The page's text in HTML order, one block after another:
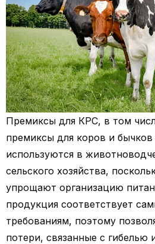
Премиксы для КРС, в том
премиксы для коров и
используются в
сельского хозяйства,
упрощают организацию
продукция соответствует
требованиям, поэтому
потери, связанные с гибелью